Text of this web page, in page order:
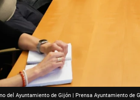
del Ayuntamiento de Gijón | Prensa Ayuntamiento de